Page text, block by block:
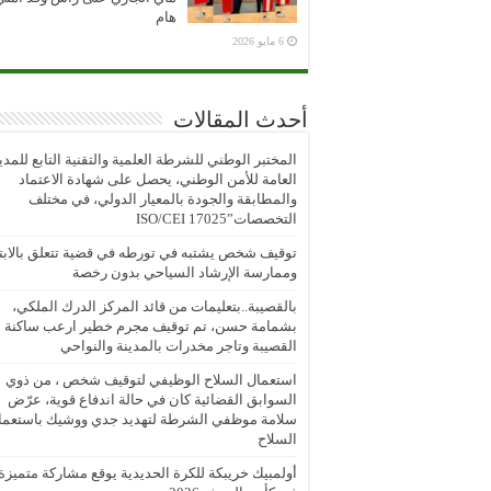
هام
6 مايو 2026
أحدث المقالات
المختبر الوطني للشرطة العلمية والتقنية التابع
العامة للأمن الوطني، يحصل على شهادة الاعتماد
والمطابقة والجودة بالمعيار الدولي، في مختلف
التخصصات”ISO/CEI 17025
توقيف شخص يشتبه في تورطه في قضية تتعلق
وممارسة الإرشاد السياحي بدون رخصة
بالقصيبة..بتعليمات من قائد المركز الدرك الملكي،
بشمامة حسن، تم توقيف مجرم خطير ارعب ساكنة
القصيبة وتاجر مخدرات بالمدينة والنواحي
استعمال السلاح الوظيفي لتوقيف شخص ، من ذوي
السوابق القضائية كان في حالة اندفاع قوية، عرّض
سلامة موظفي الشرطة لتهديد جدي ووشيك
السلاح
أولمبيك خريبكة للكرة الحديدية يوقع مشاركة متميزة